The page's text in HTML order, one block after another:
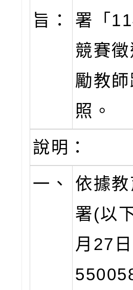
旨：
署「
競賽
勵教
照。
說明：
一、
依據
署(以
月27